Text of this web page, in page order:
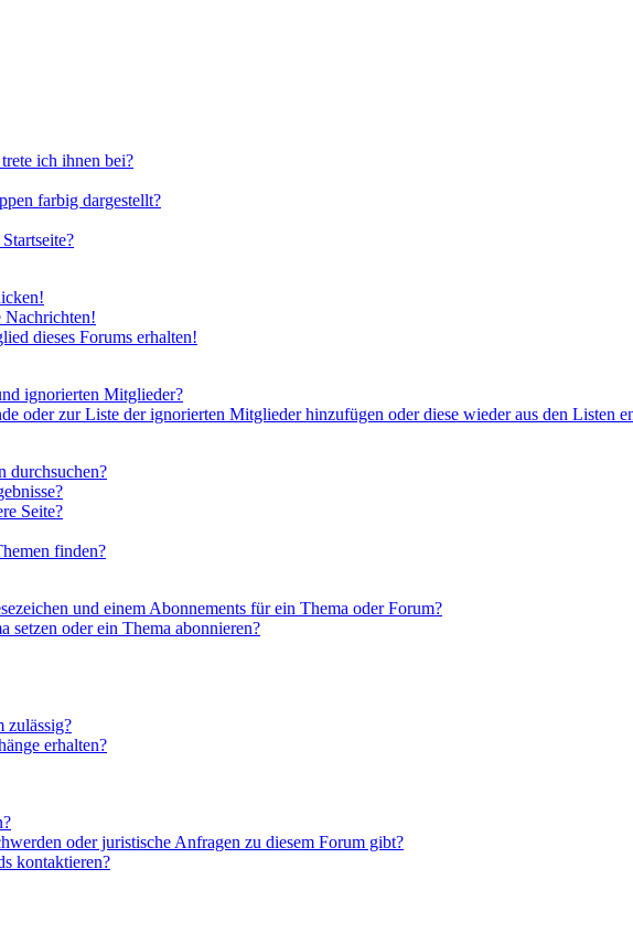
ich ihnen bei?
farbig dargestellt?
Nachrichten!
dieses Forums erhalten!
ignorierten Mitglieder?
oder zur Liste der ignorierten Mitglieder hinzufügen oder diese wieder aus den Listen
durchsuchen?
Seite?
finden?
und einem Abonnements für ein Thema oder Forum?
setzen oder ein Thema abonnieren?
zulässig?
erhalten?
oder juristische Anfragen zu diesem Forum gibt?
kontaktieren?